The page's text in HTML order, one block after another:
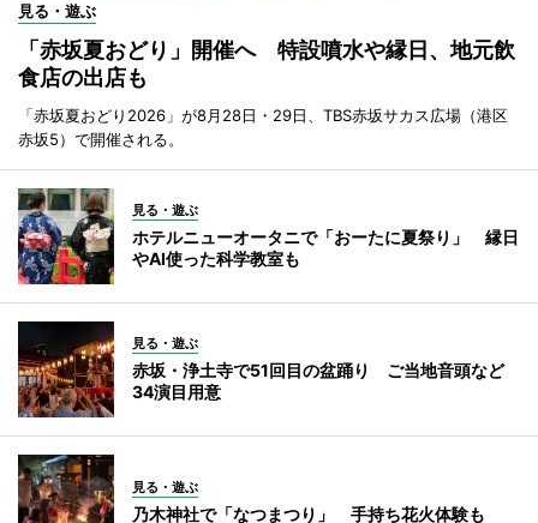
見る・遊ぶ
「赤坂夏おどり」開催へ 特設噴水や縁日、地元飲
食店の出店も
「赤坂夏おどり2026」が8月28日・29日、TBS赤坂サカス広場（港区
赤坂5）で開催される。
見る・遊ぶ
ホテルニューオータニで「おーたに夏祭り」 縁日
やAI使った科学教室も
見る・遊ぶ
赤坂・浄土寺で51回目の盆踊り ご当地音頭など
34演目用意
見る・遊ぶ
乃木神社で「なつまつり」 手持ち花火体験も